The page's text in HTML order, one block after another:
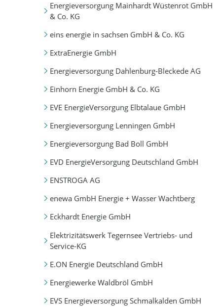
Energieversorgung Mainhardt Wüstenrot GmbH
& Co. KG
eins energie in sachsen GmbH & Co. KG
ExtraEnergie GmbH
Energieversorgung Dahlenburg-Bleckede AG
Einhorn Energie GmbH & Co. KG
EVE EnergieVersorgung Elbtalaue GmbH
Energieversorgung Lenningen GmbH
Energieversorgung Bad Boll GmbH
EVD EnergieVersorgung Deutschland GmbH
ENSTROGA AG
enewa GmbH Energie + Wasser Wachtberg
Eckhardt Energie GmbH
Elektrizitätswerk Tegernsee Vertriebs- und
Service-KG
E.ON Energie Deutschland GmbH
Energiewerke Waldbröl GmbH
EVS Energieversorgung Schmalkalden GmbH